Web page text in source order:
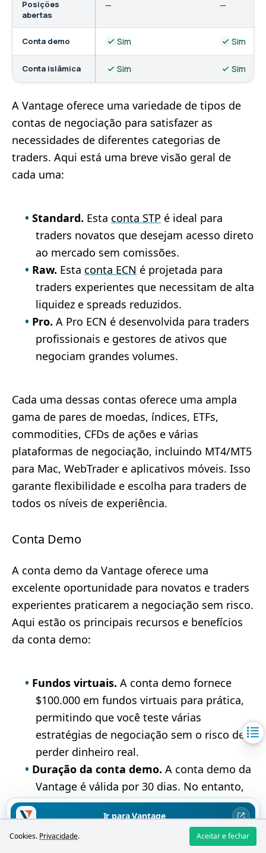
Posições
abertas
— —
Conta demo Sim Sim
Conta islâmica Sim Sim
A Vantage oferece uma variedade de tipos de
contas de negociação para satisfazer as
necessidades de diferentes categorias de
traders. Aqui está uma breve visão geral de
cada uma:
Standard. Esta conta STP é ideal para
traders novatos que desejam acesso direto
ao mercado sem comissões.
Raw. Esta conta ECN é projetada para
traders experientes que necessitam de alta
liquidez e spreads reduzidos.
Pro. A Pro ECN é desenvolvida para traders
profissionais e gestores de ativos que
negociam grandes volumes.
Cada uma dessas contas oferece uma ampla
gama de pares de moedas, índices, ETFs,
commodities, CFDs de ações e várias
plataformas de negociação, incluindo MT4/MT5
para Mac, WebTrader e aplicativos móveis. Isso
garante flexibilidade e escolha para traders de
todos os níveis de experiência.
Conta Demo
A conta demo da Vantage oferece uma
excelente oportunidade para novatos e traders
experientes praticarem a negociação sem risco.
Aqui estão os principais recursos e benefícios
da conta demo:
Fundos virtuais. A conta demo fornece
$100.000 em fundos virtuais para prática,
permitindo que você teste várias
estratégias de negociação sem o risco de
perder dinheiro real.
Duração da conta demo. A conta demo da
Vantage é válida por 30 dias. No entanto,
ao abrir uma conta de negociação real, os
traders recebem uma conta demo
ilimitada sem data de expiração.
Ir para Vantage
Negociar CFDs envolve alto risco
Cookies. Privacidade. Aceitar e fechar